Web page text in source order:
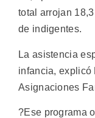
total arrojan
de indigentes.
La asistencia
infancia, explicó
Asignaciones
?Ese programa